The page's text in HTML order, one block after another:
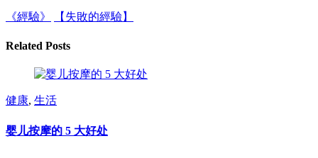
《經驗》 【失敗的經驗】
Related Posts
健康, 生活
婴儿按摩的 5 大好处